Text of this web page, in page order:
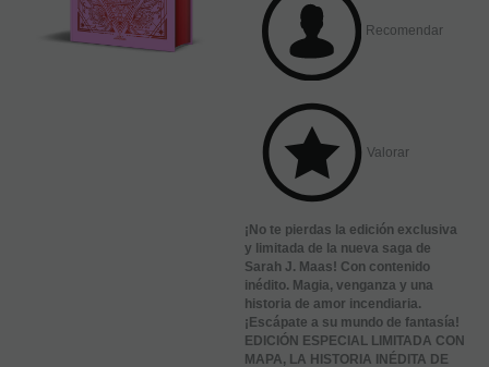
Recomendar
Valorar
¡No te pierdas la edición exclusiva
y limitada de la nueva saga de
Sarah J. Maas! Con contenido
inédito. Magia, venganza y una
historia de amor incendiaria.
¡Escápate a su mundo de fantasía!
EDICIÓN ESPECIAL LIMITADA CON
MAPA, LA HISTORIA INÉDITA DE